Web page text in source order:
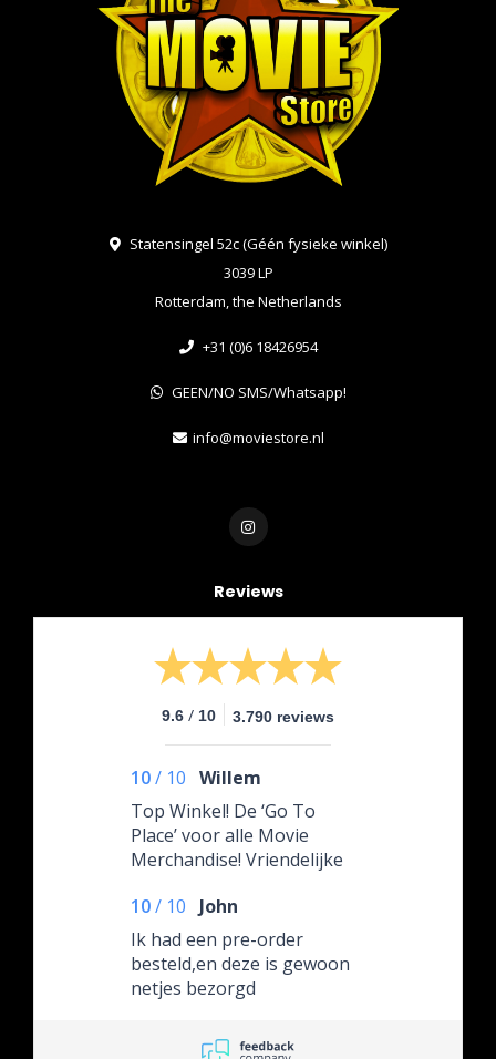
Statensingel 52c (Géén fysieke winkel)
3039 LP
Rotterdam, the Netherlands
+31 (0)6 18426954
GEEN/NO SMS/Whatsapp!
info@moviestore.nl
Reviews
9.6 / 10 3.790 reviews
10/ 10 Willem
Top Winkel! De ‘Go To
Place’ voor alle Movie
Merchandise! Vriendelijke
Superieure Verpakking en
Snelle Verzending!
10/ 10
John
Ik had een pre-order
besteld,en deze is gewoon
netjes bezorgd